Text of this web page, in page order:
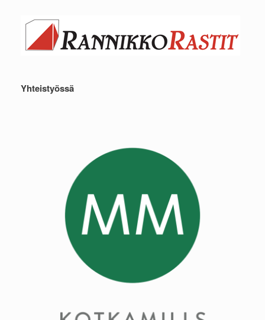
Yhteistyössä